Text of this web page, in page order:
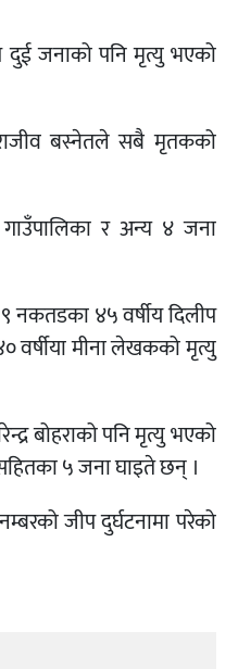
जनाको पनि मृत्यु भएको
राजीव बस्नेतले सबै मृतकको
र अन्य ४ जना
नकतडका ४५ वर्षीय दिलीप
वर्षीया मीना लेखकको मृत्यु
बोहराको पनि मृत्यु भएको
५ जना घाइते छन् ।
जीप दुर्घटनामा परेको